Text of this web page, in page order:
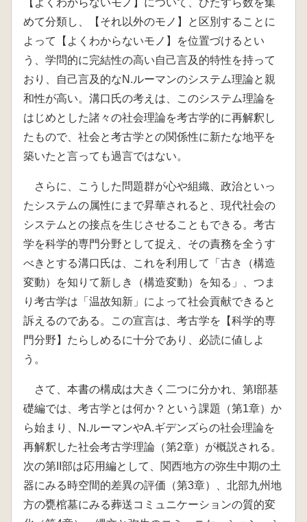
【よくわからないモノ】について、ひたすら数を集
めて分類し、【それ以外のモノ】と区別することに
よって【よくわからないモノ】を位置づけるとい
う、学問的に完結性の高い自己言及的特性を持って
おり、自己言及的なN.ルーマンのシステム理論と親
和性が高い。溝口氏の考えは、このシステム理論を
はじめとした諸々の社会理論を考古学的に再解釈し
たもので、社会と考古学との関係性に新たな地平を
築いたと言っても過言ではない。
さらに、こうした問題群が心や組織、政治といっ
たシステムの属性にまで昇華されると、現代社会の
システムとの接点を生じさせることもできる。考古
学を科学的専門分野として捉え、その責務を全うす
べきとする溝口氏は、これを利用して「古き（構造
変動）を知りて新しき（構造変動）を知る」、つま
り考古学は「温故知新」によって社会貢献できると
訴えるのである。この宣言は、考古学を【科学的専
門分野】たらしめるに十分であり、必読に値しよ
う。
さて、本書の構成は大きく二つに分かれ、第I部基
礎編では、考古学とは何か？という課題（第1章）か
ら始まり、N.ルーマンやA.ギデンズらの社会理論を
再解釈した社会考古学理論（第2章）が概説される。
次の第II部は応用編として、関西地方の弥生中期の土
器にみる時空間的差異の評価（第3章）、北部九州地
方の甕棺墓にみる葬送コミュニケーションの質的変